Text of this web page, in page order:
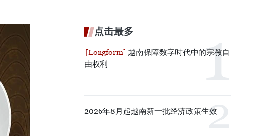
点击最多
越南保障数字时代中的宗教自
由权利
2026年8月起越南新一批经济政策生效